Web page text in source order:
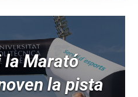
la Marató
la pista